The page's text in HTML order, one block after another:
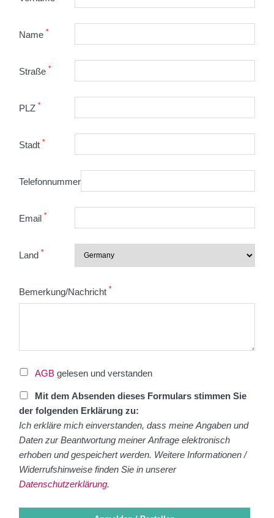
Name *
Straße *
PLZ *
Stadt *
Telefonnummer
Email *
Land *
Bemerkung/Nachricht *
AGBgelesen und verstanden
Mit dem Absenden dieses Formulars stimmen Sie
der folgenden Erklärung zu:
Ich erkläre mich einverstanden, dass meine Angaben und
Daten zur Beantwortung meiner Anfrage elektronisch
erhoben und gespeichert werden. Weitere Informationen /
Widerrufshinweise finden Sie in unserer
Datenschutzerklärung.